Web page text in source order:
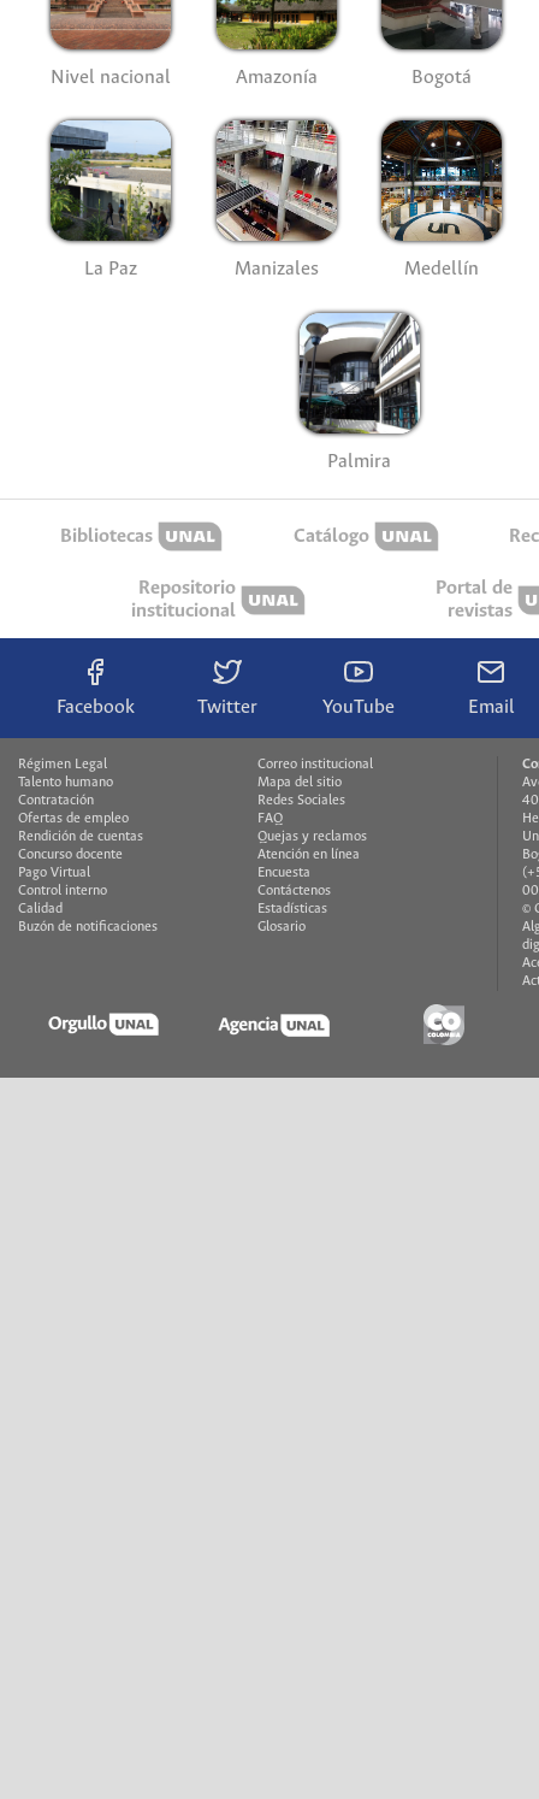
Nivel nacional Amazonía Bogotá
La Paz Manizales Medellín
Palmira
Bibliotecas Catálogo
Repositorio
institucional
Portal de
revistas
Facebook Twitter YouTube Email
Régimen Legal
Talento humano
Contratación
Ofertas de empleo
Rendición de cuentas
Concurso docente
Pago Virtual
Control interno
Calidad
Buzón de notificaciones
Correo institucional
Mapa del sitio
Redes Sociales
FAQ
Quejas y reclamos
Atención en línea
Encuesta
Contáctenos
Estadísticas
Glosario
©